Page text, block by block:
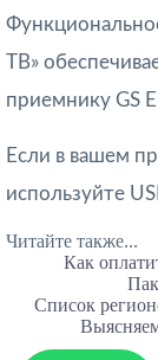
ТВ»
приемнику GS
Если в вашем
используйте
Читайте также...
Как
Список